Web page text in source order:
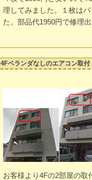
理してみました。１枚は
た。部品代1950円で修理
4Fベランダなしのエアコン取付
お客様より4Fの2部屋の取